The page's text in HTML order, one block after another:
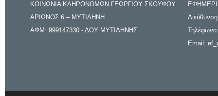
ΚΟΙΝΩΝΙΑ ΚΛΗΡΟΝΟΜΩΝ ΓΕΩΡΓΙΟΥ ΣΚΟΥΦΟΥ
ΑΡΙΩΝΟΣ 6 – ΜΥΤΙΛΗΝΗ
ΑΦΜ: 999147330 - ΔΟΥ ΜΥΤΙΛΗΝΗΣ
Email: